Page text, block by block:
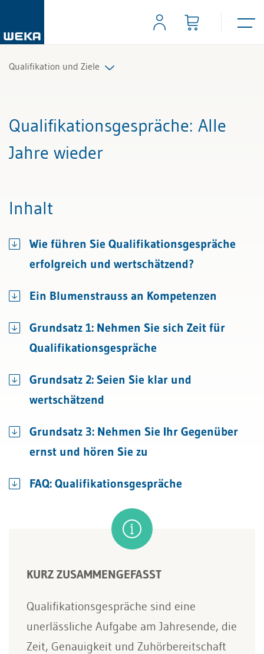
Qualifikation und Ziele
Qualifikationsgespräche: Alle
Jahre wieder
Inhalt
Wie führen Sie Qualifikationsgespräche
erfolgreich und wertschätzend?
Ein Blumenstrauss an Kompetenzen
Grundsatz 1: Nehmen Sie sich Zeit für
Qualifikationsgespräche
Grundsatz 2: Seien Sie klar und
wertschätzend
Grundsatz 3: Nehmen Sie Ihr Gegenüber
ernst und hören Sie zu
FAQ: Qualifikationsgespräche
KURZ ZUSAMMENGEFASST
Qualifikationsgespräche sind eine
unerlässliche Aufgabe am Jahresende, die
Zeit, Genauigkeit und Zuhörbereitschaft